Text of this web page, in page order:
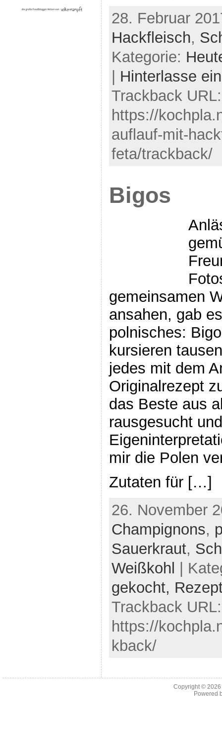
28. Februar
Hackfleisch,
Kategorie:
Hinterlasse
Trackback URL:
https://
auflauf-mit-
feta/trackback/
Bigos
gemeinsamen
ansahen, gab
polnisches:
kursieren
jedes mit dem
Originalrezept
das Beste aus
rausgesucht
mir die Polen
Zutaten für […]
26. November
Champignons,
Sauerkraut,
Weißkohl
|
gekocht,
Trackback URL:
https://
kback/
Copyright ©
Powered